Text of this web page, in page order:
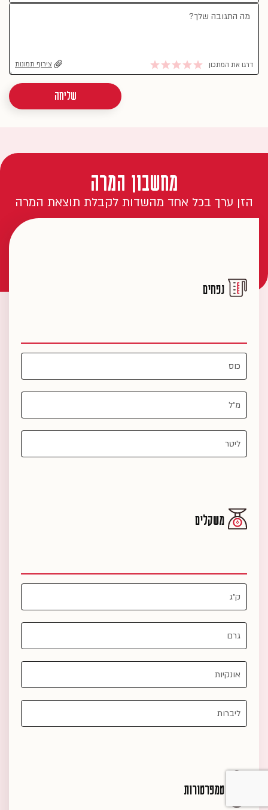
דרגו את המתכון צירוף תמונות
שליחה
מחשבון המרה
הזן ערך בכל אחד מהשדות לקבלת תוצאת המרה
נפחים
משקלים
טמפרטורות